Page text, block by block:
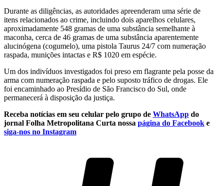
Durante as diligências, as autoridades apreenderam uma série de
itens relacionados ao crime, incluindo dois aparelhos celulares,
aproximadamente 548 gramas de uma substância semelhante à
maconha, cerca de 46 gramas de uma substância aparentemente
alucinógena (cogumelo), uma pistola Taurus 24/7 com numeração
raspada, munições intactas e R$ 1020 em espécie.
Um dos indivíduos investigados foi preso em flagrante pela posse da
arma com numeração raspada e pelo suposto tráfico de drogas. Ele
foi encaminhado ao Presídio de São Francisco do Sul, onde
permanecerá à disposição da justiça.
Receba notícias em seu celular pelo grupo de WhatsApp do
jornal Folha Metropolitana Curta nossa página do Facebook e
siga-nos no Instagram